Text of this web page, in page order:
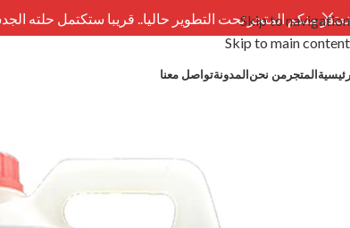
Skip to navigation
Skip to main content
نعتذر منكم المتجر تحت التطوير حاليا.. قريبا ستكتمل حلته
المتجر من نحنالمدونةتواصل معنا